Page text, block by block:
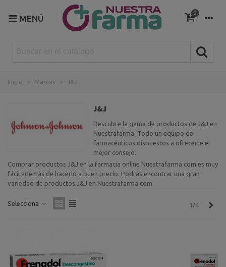
MENÚ
0
Inicio > Marcas > J&J
J&J
Descubre la gama de productos de J&J en
Nuestrafarma. Todo un equipo de
farmacéuticos dispuestos a ofrecerte el
mejor consejo.
Comprar productos J&J en la farmacia online Nuestrafarma.com es muy
fácil además de hacerlo a buen precio. Podrás encontrar una gran
variedad de productos J&J en Nuestrafarma.com.
Selecciona 1/4